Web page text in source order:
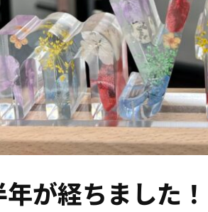
が経ちました！